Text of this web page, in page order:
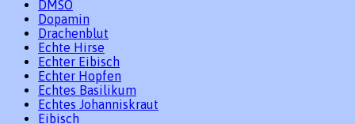
DMSO
Dopamin
Drachenblut
Echte Hirse
Echter Eibisch
Echter Hopfen
Echtes Basilikum
Echtes Johanniskraut
Eibisch